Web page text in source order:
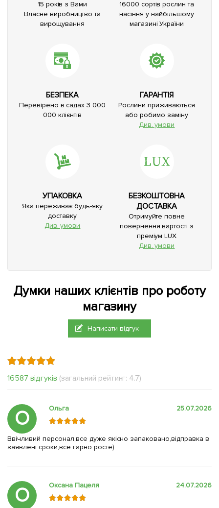
15 років з Вами
Власне виробництво та
вирощування
16000 сортів рослин та
насіння у найбільшому
магазині України
БЕЗПЕКА
Перевірено в садах 3 000
000 клієнтів
ГАРАНТІЯ
Рослини приживаються
або робимо заміну
Див. умови
УПАКОВКА
Яка переживає будь-яку
доставку
Див. умови
БЕЗКОШТОВНА
ДОСТАВКА
Отримуйте повне
повернення вартості з
преміум LUX
Див. умови
Думки наших клієнтів про роботу
магазину
Написати відгук
16587 відгуків (загальний рейтинг: 4.7)
О Ольга 25.07.2026
Ввічливий персонал,все дуже якісно запаковано,відправка в
заявлені сроки,все гарно росте)
О Оксана Пацеля 24.07.2026